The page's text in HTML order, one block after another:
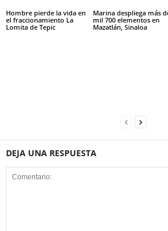
Hombre pierde la vida en
el fraccionamiento La
Lomita de Tepic
Marina despliega más
mil 700 elementos en
Mazatlán, Sinaloa
DEJA UNA RESPUESTA